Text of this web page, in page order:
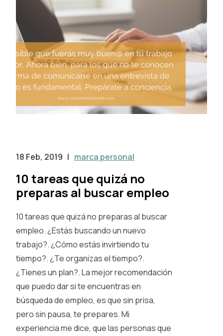
18 Feb, 2019 | marca personal
10 tareas que quizá no
preparas al buscar empleo
10 tareas que quizá no preparas al buscar
empleo. ¿Estás buscando un nuevo
trabajo?. ¿Cómo estás invirtiendo tu
tiempo?. ¿Te organizas el tiempo?.
¿Tienes un plan?. La mejor recomendación
que puedo dar si te encuentras en
búsqueda de empleo, es que sin prisa,
pero sin pausa, te prepares. Mi
experiencia me dice, que las personas que